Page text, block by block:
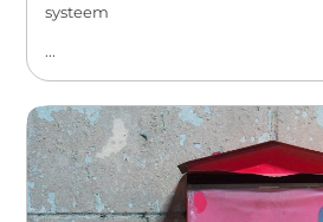
systeem
...